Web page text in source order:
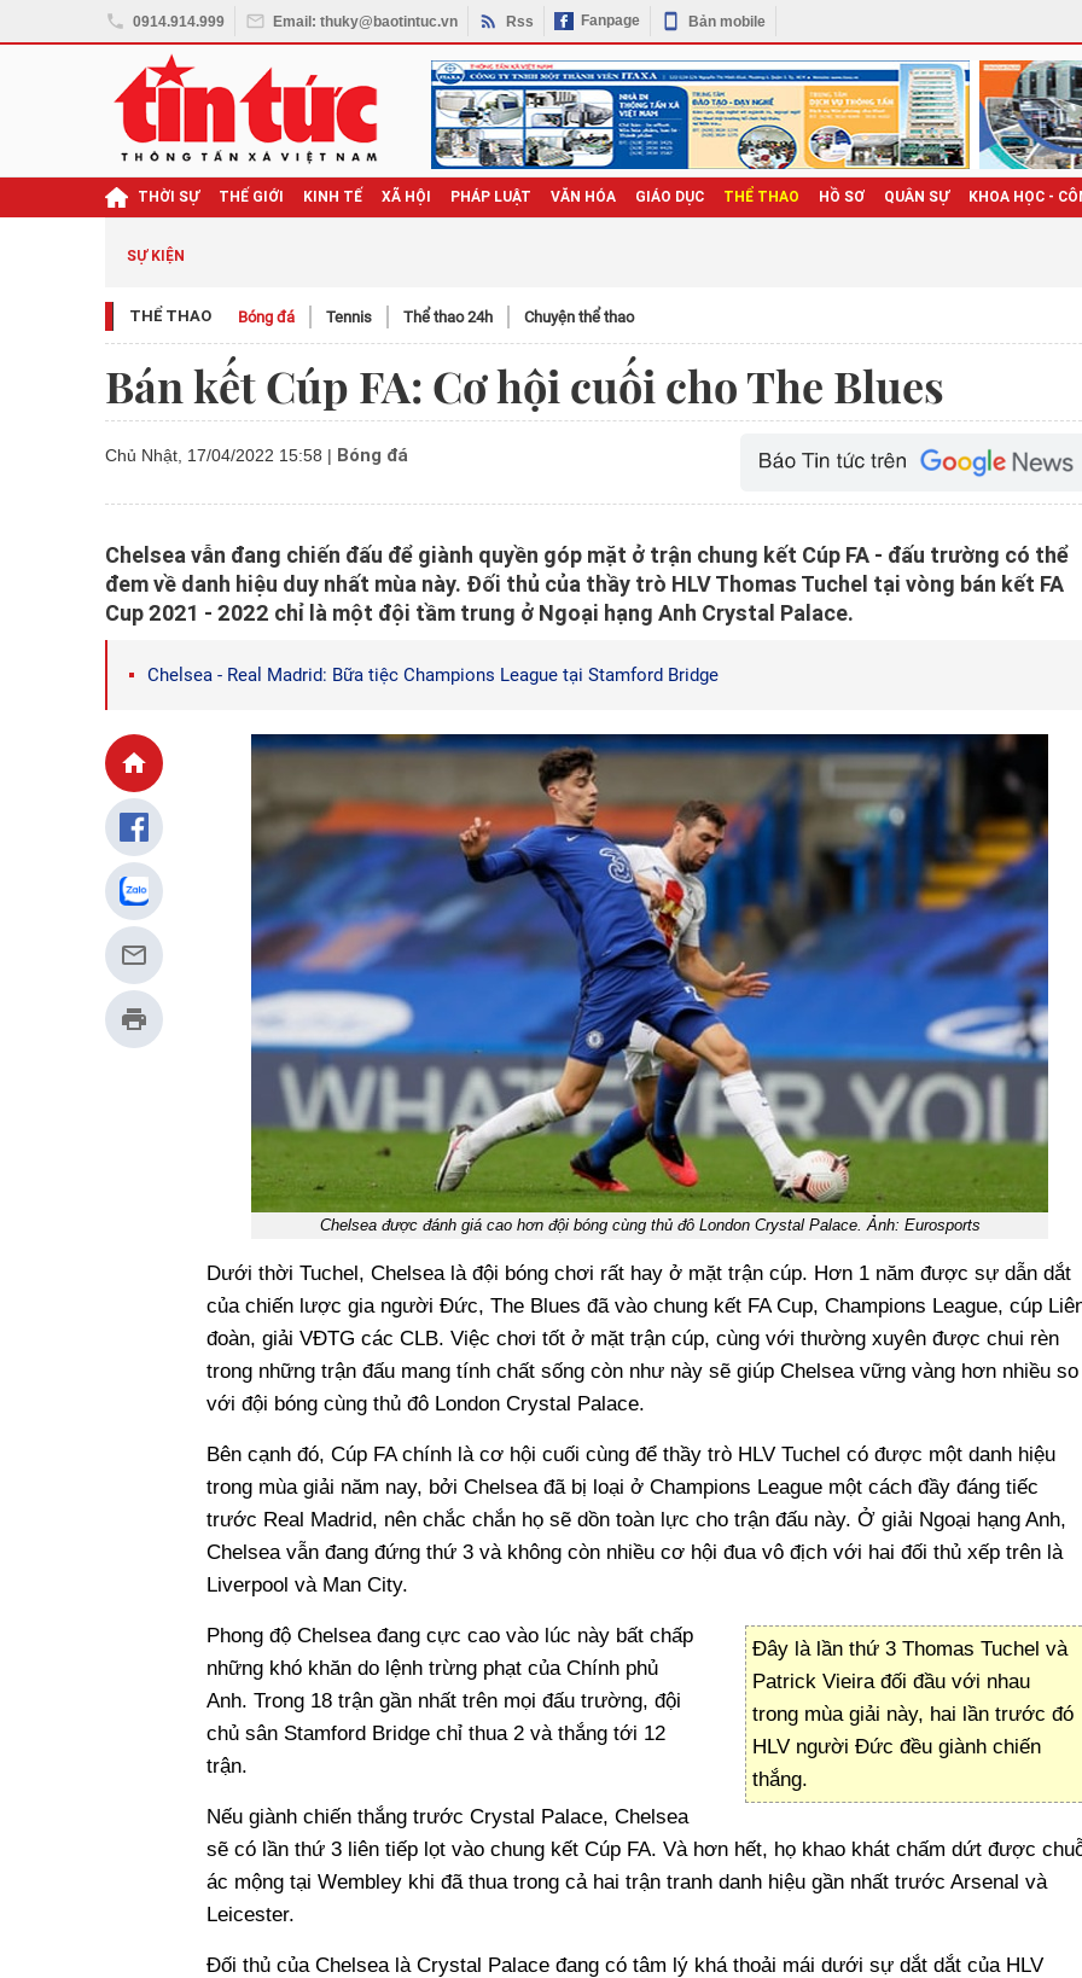
0914.914.999 Email: thuky@baotintuc.vn Rss Fanpage Bản mobile
THỜI SỰ THẾ GIỚI KINH TẾ XÃ HỘI PHÁP LUẬT VĂN HÓA GIÁO DỤC THỂ THAO HỒ SƠ QUÂN SỰ KHOA HỌC -
SỰ KIỆN
THỂ THAO Bóng đá Tennis Thể thao 24h Chuyện thể thao
Bán kết Cúp FA: Cơ hội cuối cho The Blues
Chủ Nhật, 17/04/2022 15:58 | Bóng đá
Chelsea vẫn đang chiến đấu để giành quyền góp mặt ở trận chung kết Cúp FA - đấu trường có thể
đem về danh hiệu duy nhất mùa này. Đối thủ của thầy trò HLV Thomas Tuchel tại vòng bán kết FA
Cup 2021 - 2022 chỉ là một đội tầm trung ở Ngoại hạng Anh Crystal Palace.
Chelsea - Real Madrid: Bữa tiệc Champions League tại Stamford Bridge
Chelsea được đánh giá cao hơn đội bóng cùng thủ đô London Crystal Palace. Ảnh: Eurosports
Dưới thời Tuchel, Chelsea là đội bóng chơi rất hay ở mặt trận cúp. Hơn 1 năm được sự dẫn dắt
của chiến lược gia người Đức, The Blues đã vào chung kết FA Cup, Champions League, cúp
đoàn, giải VĐTG các CLB. Việc chơi tốt ở mặt trận cúp, cùng với thường xuyên được chui rèn
trong những trận đấu mang tính chất sống còn như này sẽ giúp Chelsea vững vàng hơn nhiều so
với đội bóng cùng thủ đô London Crystal Palace.
Bên cạnh đó, Cúp FA chính là cơ hội cuối cùng để thầy trò HLV Tuchel có được một danh hiệu
trong mùa giải năm nay, bởi Chelsea đã bị loại ở Champions League một cách đầy đáng tiếc
trước Real Madrid, nên chắc chắn họ sẽ dồn toàn lực cho trận đấu này. Ở giải Ngoại hạng Anh,
Chelsea vẫn đang đứng thứ 3 và không còn nhiều cơ hội đua vô địch với hai đối thủ xếp trên là
Liverpool và Man City.
Đây là lần thứ 3 Thomas Tuchel và
Patrick Vieira đối đầu với nhau
trong mùa giải này, hai lần trước đó
HLV người Đức đều giành chiến
thắng.
Phong độ Chelsea đang cực cao vào lúc này bất chấp
những khó khăn do lệnh trừng phạt của Chính phủ
Anh. Trong 18 trận gần nhất trên mọi đấu trường, đội
chủ sân Stamford Bridge chỉ thua 2 và thắng tới 12
trận.
Nếu giành chiến thắng trước Crystal Palace, Chelsea
sẽ có lần thứ 3 liên tiếp lọt vào chung kết Cúp FA. Và hơn hết, họ khao khát chấm dứt được
ác mộng tại Wembley khi đã thua trong cả hai trận tranh danh hiệu gần nhất trước Arsenal và
Leicester.
Đối thủ của Chelsea là Crystal Palace đang có tâm lý khá thoải mái dưới sự dắt dắt của HLV